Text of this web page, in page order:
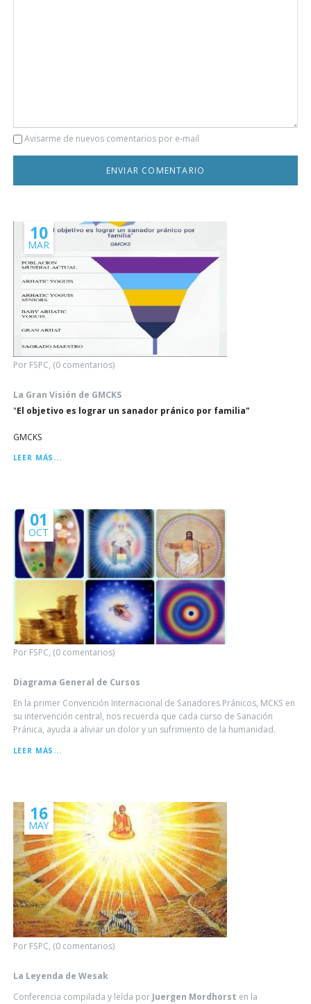
Comentario
Avisarme de nuevos comentarios por e-mail
Por FSPC, (0 comentarios)
10
MAR
La Gran Visión de GMCKS
"El objetivo es lograr un sanador pránico por familia"
GMCKS
LEER MÁS...
Por FSPC, (0 comentarios)
01
OCT
Diagrama General de Cursos
En la primer Convención Internacional de Sanadores Pránicos, MCKS en
su intervención central, nos recuerda que cada curso de Sanación
Pránica, ayuda a aliviar un dolor y un sufrimiento de la humanidad.
LEER MÁS...
Por FSPC, (0 comentarios)
16
MAY
La Leyenda de Wesak
Conferencia compilada y leída por Juergen Mordhorst en la